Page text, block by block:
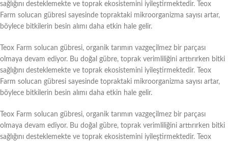
sağlığını desteklemekte ve toprak ekosistemini iyileştirmektedir. Teox
Farm solucan gübresi sayesinde topraktaki mikroorganizma sayısı artar,
böylece bitkilerin besin alımı daha etkin hale gelir.
Teox Farm solucan gübresi, organik tarımın vazgeçilmez bir parçası
olmaya devam ediyor. Bu doğal gübre, toprak verimliliğini arttırırken bitki
sağlığını desteklemekte ve toprak ekosistemini iyileştirmektedir. Teox
Farm solucan gübresi sayesinde topraktaki mikroorganizma sayısı artar,
böylece bitkilerin besin alımı daha etkin hale gelir.
Teox Farm solucan gübresi, organik tarımın vazgeçilmez bir parçası
olmaya devam ediyor. Bu doğal gübre, toprak verimliliğini arttırırken bitki
sağlığını desteklemekte ve toprak ekosistemini iyileştirmektedir. Teox